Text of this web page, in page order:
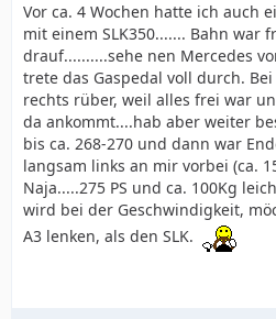
Vor ca. 4 Wochen hatte ich auch
mit einem SLK350....... Bahn war
drauf..........sehe nen Mercedes
trete das Gaspedal voll durch.
rechts rüber, weil alles frei war
da ankommt....hab aber weiter
bis ca. 268-270 und dann war
langsam links an mir vorbei (ca.
Naja.....275 PS und ca. 100Kg
wird bei der Geschwindigkeit,
A3 lenken, als den SLK.